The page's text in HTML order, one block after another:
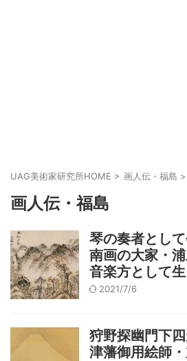
UAG美術家研究所HOME > 画人伝・福島 >
画人伝・福島
琴の奏者とし
南画の大家・
音楽方として
2021/7/6
狩野探幽門下
津藩御用絵師